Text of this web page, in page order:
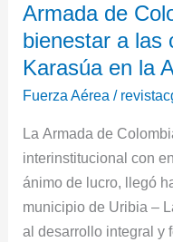
Armada de
bienestar a las
Karasúa en la
Fuerza Aérea /
La Armada de
interinstitucional con
ánimo de lucro, llegó
municipio de Uribia –
al desarrollo integral y
de
Colombia
lleva
alegría
bienestar
a
las
comunidades
de